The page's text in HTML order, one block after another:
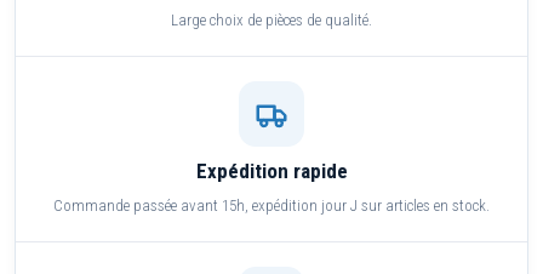
Large choix de pièces de qualité.
Expédition rapide
Commande passée avant 15h, expédition jour J sur articles en stock.